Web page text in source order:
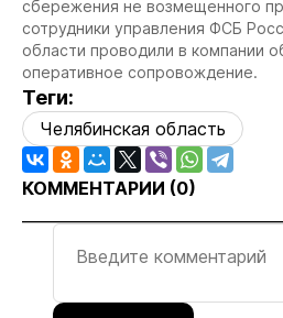
сбережения не возмещенного
сотрудники управления ФСБ
области проводили в компании
оперативное сопровождение.
Теги:
Челябинская область
КОММЕНТАРИИ (0)